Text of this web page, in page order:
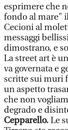
esprimere che
fondo al mare"
Cecioni al
messaggi
dimostrano, e
La street art è
va governata e
scritte sui muri
un aspetto
che non
degrado e
Cepparello.Le